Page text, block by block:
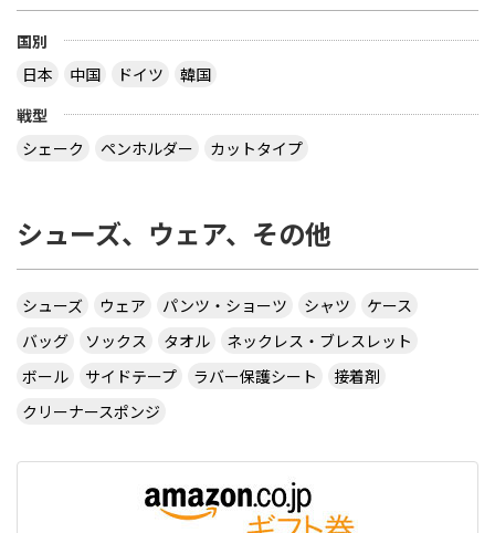
国別
日本
中国 ドイツ
韓国
戦型
シェーク
ペンホルダー カットタイプ
シューズ、ウェア、その他
シューズ ウェア パンツ・ショーツ シャツ
ケース
バッグ
ソックス タオル
ネックレス・ブレスレット
ボール
サイドテープ ラバー保護シート
接着剤
クリーナースポンジ